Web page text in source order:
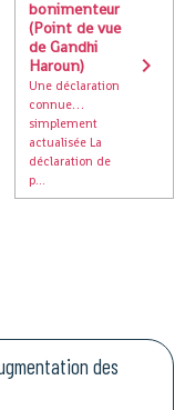
bonimenteur
(Point de vue
de Gandhi
Haroun)
Une déclaration
connue…
simplement
actualisée La
déclaration de
p...
des